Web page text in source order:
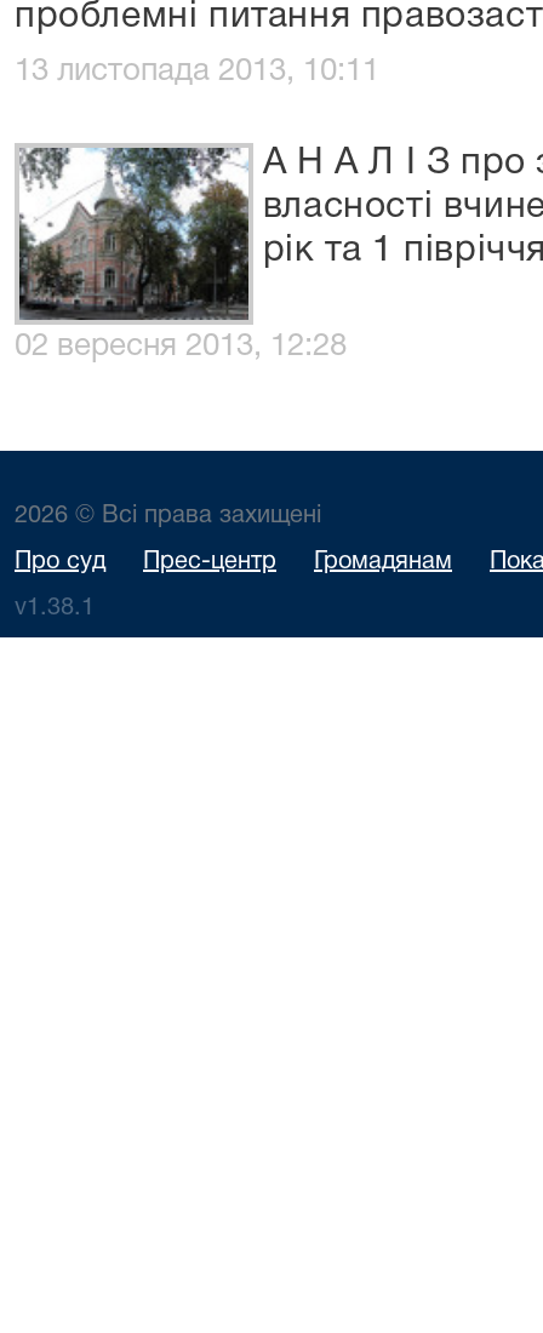
проблемні питання
13 листопада 2013, 10:11
А Н А Л І З про
власності
рік та 1
02 вересня 2013, 12:28
2026 © Всі права захищені
Про суд Прес-центр Громадянам
v1.38.1